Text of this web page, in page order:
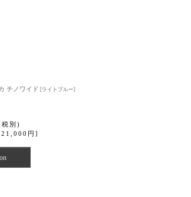
チノワイド [ライトブルー]
別)
21,000 円 ]